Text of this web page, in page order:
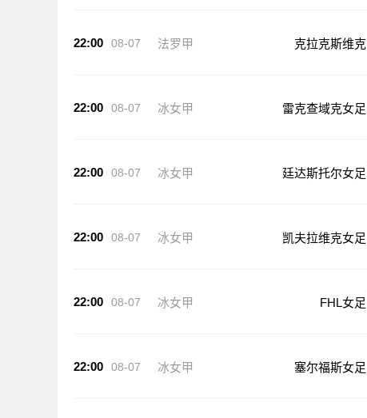
22:00 08-07 法罗甲 克拉克斯维克
22:00 08-07 冰女甲 雷克查域克女足
22:00 08-07 冰女甲 廷达斯托尔女足
22:00 08-07 冰女甲 凯夫拉维克女足
22:00 08-07 冰女甲 FHL女足
22:00 08-07 冰女甲 塞尔福斯女足